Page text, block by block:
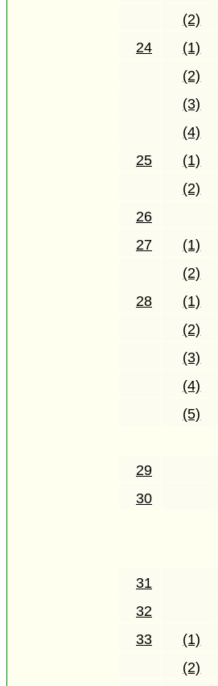
(2)
24
(1)
(2)
(3)
(4)
25
(1)
(2)
26
27
(1)
(2)
28
(1)
(2)
(3)
(4)
(5)
29
30
31
32
33
(1)
(2)